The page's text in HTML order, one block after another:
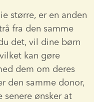
større, er en anden
fra den samme
det, vil dine børn
kan gøre
dem om deres
den samme donor,
ønsker at